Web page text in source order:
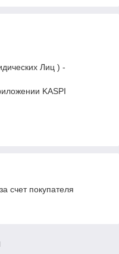
Лиц ) -
KASPI
счет покупателя